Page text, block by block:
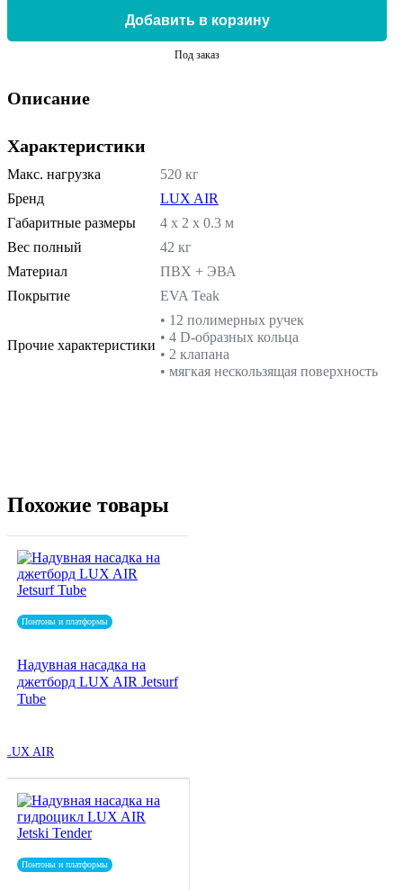
Добавить в корзину
Под заказ
Описание
Характеристики
Макс. нагрузка
520 кг
Бренд
LUX AIR
Габаритные размеры
4 х 2 х 0.3 м
Вес полный
42 кг
Материал
ПВХ + ЭВА
Покрытие
EVA Teak
Прочие характеристики
• 12 полимерных ручек
• 4 D-образных кольца
• 2 клапана
• мягкая нескользящая поверхность
Похожие товары
Понтоны и платформы
Надувная насадка на
джетборд LUX AIR Jetsurf
Tube
LUX AIR
Понтоны и платформы